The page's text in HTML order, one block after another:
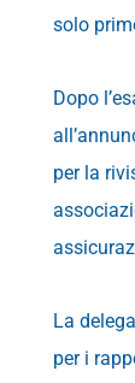
solo
Dopo
per la
La
per i